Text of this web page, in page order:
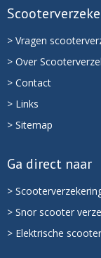
> Vragen
> Over
> Contact
> Links
> Sitemap
Ga direct naar
>
> Snor scooter
> Elektrische